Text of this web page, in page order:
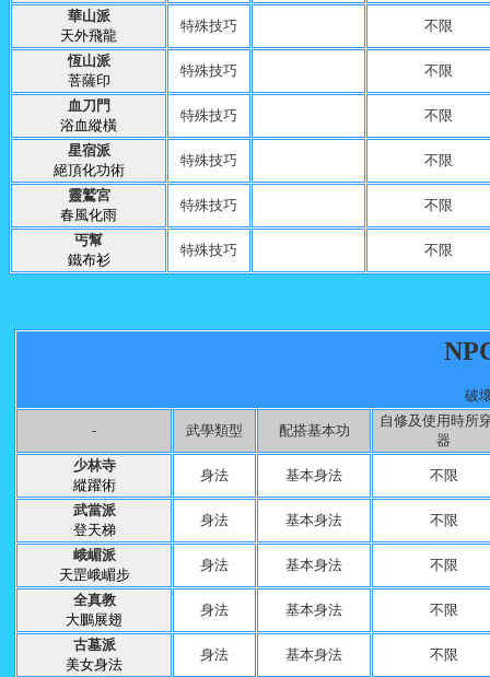
華山派
天外飛龍
特殊技巧 不限
恆山派
菩薩印
特殊技巧 不限
血刀門
浴血縱橫
特殊技巧 不限
星宿派
絕頂化功術
特殊技巧 不限
靈鷲宮
春風化雨
特殊技巧 不限
丐幫
鐵布衫
特殊技巧 不限
破
- 武學類型 配搭基本功
自修及使用時所
器
少林寺
縱躍術
身法 基本身法 不限
武當派
登天梯
身法 基本身法 不限
峨嵋派
天罡峨嵋步
身法 基本身法 不限
全真教
大鵬展翅
身法 基本身法 不限
古墓派
美女身法
身法 基本身法 不限